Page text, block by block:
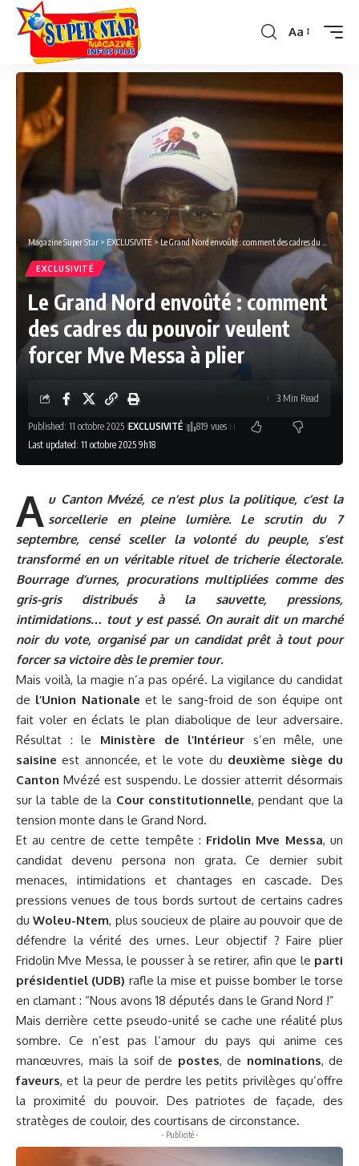
Font
Aa
Magazine Super Star > EXCLUSIVITÉ >Le Grand Nord envoûté : comment des cadres du pouvoir veulent forcer Mve Messa à plier
EXCLUSIVITÉ
Le Grand Nord envoûté : comment
des cadres du pouvoir veulent
forcer Mve Messa à plier
Last updated: 11 octobre 2025 9h18
Published: 11 octobre 2025 EXCLUSIVITÉ 819 vues
3 Min Read
A u Canton Mvézé, ce n’est plus la politique, c’est la
sorcellerie en pleine lumière. Le scrutin du 7
septembre, censé sceller la volonté du peuple, s’est
transformé en un véritable rituel de tricherie électorale.
Bourrage d’urnes, procurations multipliées comme des
gris-gris distribués à la sauvette, pressions,
intimidations… tout y est passé. On aurait dit un marché
noir du vote, organisé par un candidat prêt à tout pour
forcer sa victoire dès le premier tour.
Mais voilà, la magie n’a pas opéré. La vigilance du candidat
de l’Union Nationale et le sang-froid de son équipe ont
fait voler en éclats le plan diabolique de leur adversaire.
Résultat : le Ministère de l’Intérieur s’en mêle, une
saisine est annoncée, et le vote du deuxième siège du
Canton Mvézé est suspendu. Le dossier atterrit désormais
sur la table de la Cour constitutionnelle, pendant que la
tension monte dans le Grand Nord.
Et au centre de cette tempête : Fridolin Mve Messa, un
candidat devenu persona non grata. Ce dernier subit
menaces, intimidations et chantages en cascade. Des
pressions venues de tous bords surtout de certains cadres
duWoleu-Ntem, plus soucieux de plaire au pouvoir que de
défendre la vérité des urnes. Leur objectif ? Faire plier
Fridolin Mve Messa, le pousser à se retirer, afin que le parti
présidentiel (UDB) rafle la mise et puisse bomber le torse
en clamant : “Nous avons 18 députés dans le Grand Nord !”
Mais derrière cette pseudo-unité se cache une réalité plus
sombre. Ce n’est pas l’amour du pays qui anime ces
manœuvres, mais la soif de postes, de nominations, de
faveurs, et la peur de perdre les petits privilèges qu’offre
la proximité du pouvoir. Des patriotes de façade, des
stratèges de couloir, des courtisans de circonstance.
- Publicité -